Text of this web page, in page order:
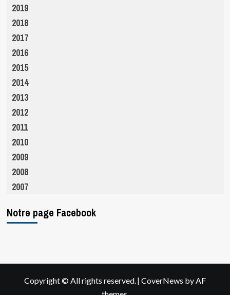
2019
2018
2017
2016
2015
2014
2013
2012
2011
2010
2009
2008
2007
Notre page Facebook
Copyright © All rights reserved.| CoverNews by AF